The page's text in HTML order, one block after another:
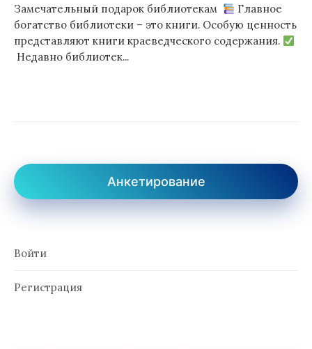
Замечательный подарок библиотекам
Главное
богатство библиотеки – это книги. Особую ценность
представляют книги краеведческого содержания.
Недавно библиотек...
Анкетирование
Войти
Регистрация